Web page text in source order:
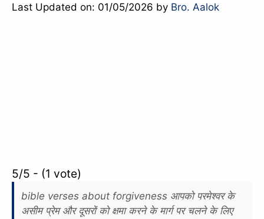
Last Updated on: 01/05/2026 by Bro. Aalok
5/5 - (1 vote)
bible verses about forgiveness आपको परमेश्वर के
असीम प्रेम और दूसरों को क्षमा करने के मार्ग पर चलने के लिए